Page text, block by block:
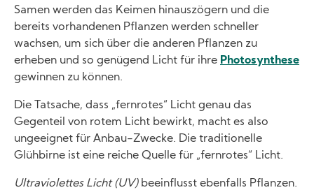
Samen werden das Keimen hinauszögern und die
bereits vorhandenen Pflanzen werden schneller
wachsen, um sich über die anderen Pflanzen zu
erheben und so genügend Licht für ihre Photosynthese
gewinnen zu können.
Die Tatsache, dass „fernrotes“ Licht genau das
Gegenteil von rotem Licht bewirkt, macht es also
ungeeignet für Anbau-Zwecke. Die traditionelle
Glühbirne ist eine reiche Quelle für „fernrotes“ Licht.
Ultraviolettes Licht (UV)beeinflusst ebenfalls Pflanzen.